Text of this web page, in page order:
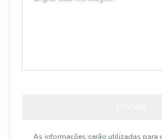
As informações serão utilizadas para